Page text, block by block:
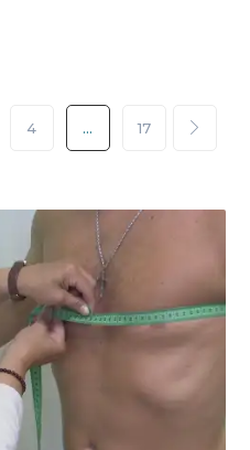
4 ... 17